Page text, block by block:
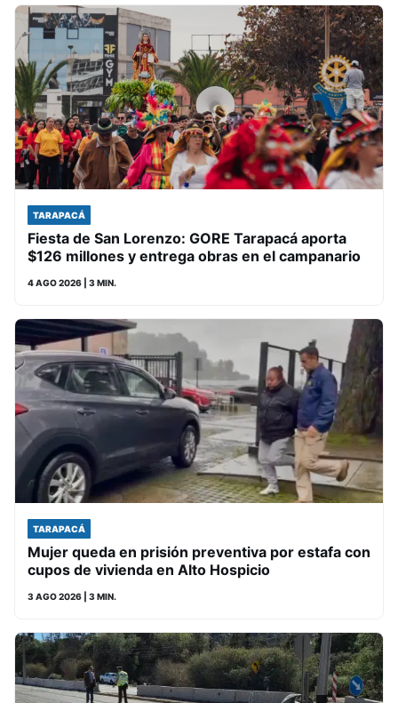
TARAPACÁ
Fiesta de San Lorenzo: GORE Tarapacá aporta
$126 millones y entrega obras en el campanario
4 AGO 2026 | 3 MIN.
TARAPACÁ
Mujer queda en prisión preventiva por estafa con
cupos de vivienda en Alto Hospicio
3 AGO 2026 | 3 MIN.